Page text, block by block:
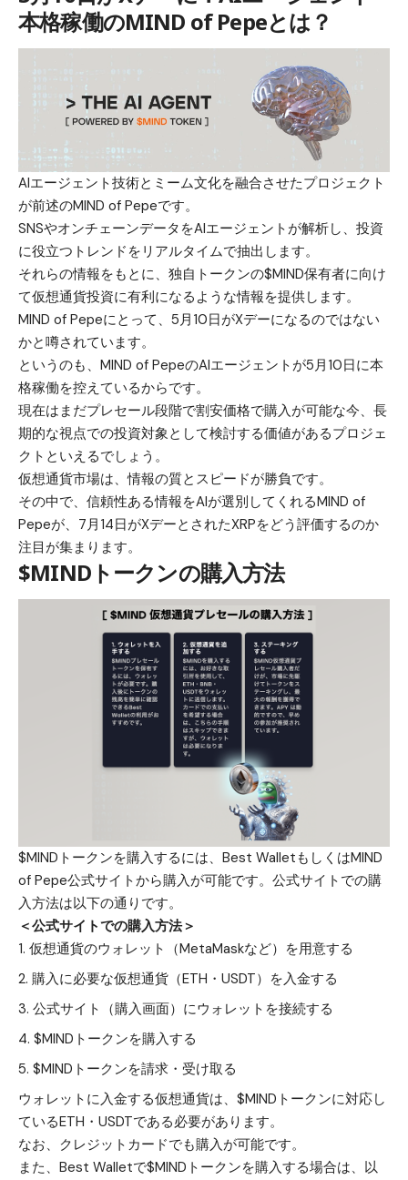
本格稼働のMIND of Pepeとは？
AIエージェント技術とミーム文化を融合させたプロジェクト
が前述のMIND of Pepeです。
SNSやオンチェーンデータをAIエージェントが解析し、投資
に役立つトレンドをリアルタイムで抽出します。
それらの情報をもとに、独自トークンの$MIND保有者に向け
て仮想通貨投資に有利になるような情報を提供します。
MIND of Pepeにとって、5月10日がXデーになるのではない
かと噂されています。
というのも、MIND of PepeのAIエージェントが5月10日に本
格稼働を控えているからです。
現在はまだプレセール段階で割安価格で購入が可能な今、長
期的な視点での投資対象として検討する価値があるプロジェ
クトといえるでしょう。
仮想通貨市場は、情報の質とスピードが勝負です。
その中で、信頼性ある情報をAIが選別してくれるMIND of
Pepeが、7月14日がXデーとされたXRPをどう評価するのか
注目が集まります。
$MINDトークンの購入方法
$MINDトークンを購入するには、Best WalletもしくはMIND
of Pepe公式サイトから購入が可能です。公式サイトでの購
入方法は以下の通りです。
＜公式サイトでの購入方法＞
仮想通貨のウォレット（MetaMaskなど）を用意する
購入に必要な仮想通貨（ETH・USDT）を入金する
公式サイト（購入画面） にウォレットを接続する
$MINDトークンを購入する
$MINDトークンを請求・受け取る
ウォレット に入金する仮想通貨は、$MINDトークンに対応し
ているETH・USDTである必要があります。
なお、クレジットカードでも購入が可能です。
また、Best Walletで$MINDトークンを購入する場合は、以